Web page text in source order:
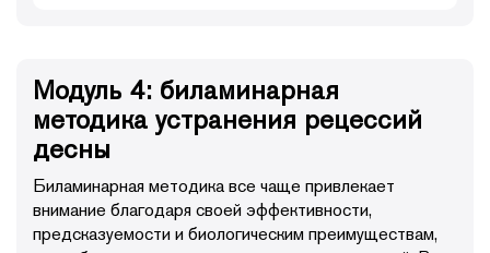
Модуль 4: биламинарная
методика устранения рецессий
десны
Биламинарная методика все чаще привлекает
внимание благодаря своей эффективности,
предсказуемости и биологическим преимуществам,